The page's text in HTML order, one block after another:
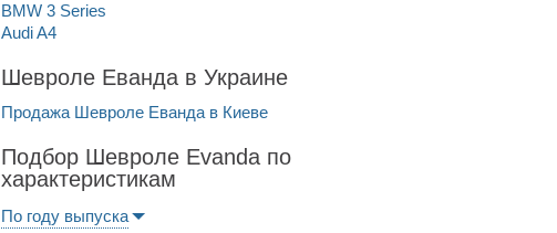
BMW 3 Series
Audi A4
Шевроле Еванда в Украине
Продажа Шевроле Еванда в Киеве
Подбор Шевроле Evanda по
характеристикам
По году выпуска